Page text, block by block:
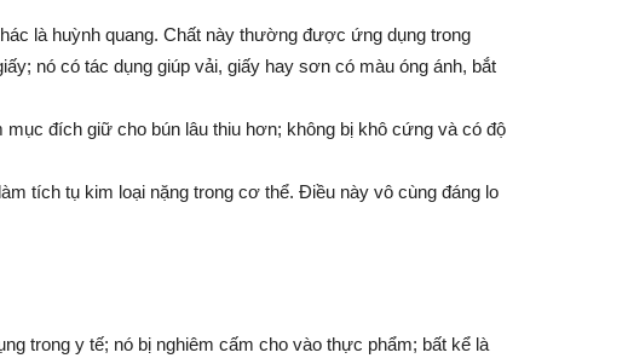
là huỳnh quang. Chất này thường được ứng dụng trong
nó có tác dụng giúp vải, giấy hay sơn có màu óng ánh, bắt
mục đích giữ cho bún lâu thiu hơn; không bị khô cứng và có độ
tích tụ kim loại nặng trong cơ thể. Điều này vô cùng đáng lo
trong y tế; nó bị nghiêm cấm cho vào thực phẩm; bất kể là